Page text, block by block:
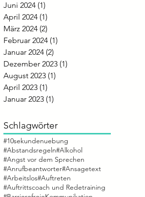
Juni 2024 (1)
April 2024 (1)
März 2024 (2)
Februar 2024 (1)
Januar 2024 (2)
Dezember 2023 (1)
August 2023 (1)
April 2023 (1)
Januar 2023 (1)
Schlagwörter
#10sekundenuebung
#Abstandsregeln#Alkohol
#Angst vor dem Sprechen
#Anrufbeantworter#Ansagetext
#Arbeitslos#Auftreten
#Auftrittscoach und Redetraining